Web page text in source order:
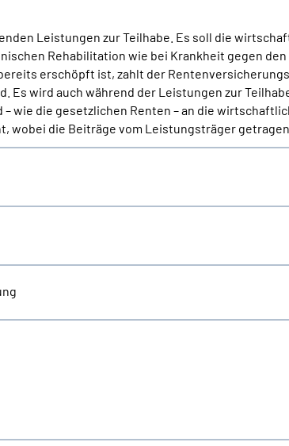
Leistungen zur Teilhabe. Es soll die
Rehabilitation wie bei Krankheit gegen
erschöpft ist, zahlt der
wird auch während der Leistungen zur
wie die gesetzlichen Renten – an die
wobei die Beiträge vom Leistungsträger